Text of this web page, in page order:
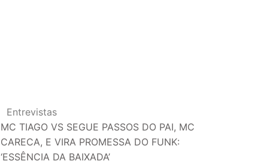
Entrevistas
MC TIAGO VS SEGUE PASSOS DO PAI, MC
CARECA, E VIRA PROMESSA DO FUNK:
‘ESSÊNCIA DA BAIXADA’